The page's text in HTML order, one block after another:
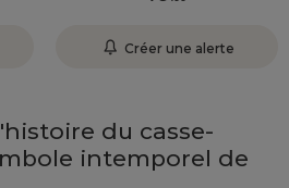
Créer une alerte
du casse-
intemporel de